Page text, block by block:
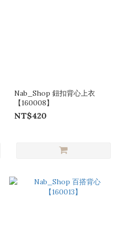
Nab_Shop 鈕扣背心上衣
【160008】
NT$420